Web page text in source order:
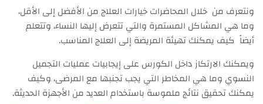
ونتعرف من خلال المحاضرات خيارات العلاج من الأفضل إلى الأقل،
وما هي المشاكل المستمرة والتي تتعرض إليها النساء، وتتعلم
أيضاً كيف يمكنك تهيئة المريضة إلى العلاج المناسب.
ويمكنك الارتكاز داخل الكورس على إيجابيات عمليات التجميل
النسوي وما هي المخاطر التي يجب تجنبها مع المرضى، وكيف
يمكنك تحقيق نتائج ملموسة باستخدام العديد من الأجهزة الحديثة.